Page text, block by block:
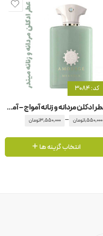
کد: 3084
عطر ادکلن مردانه و زنانه آمواج – آمواژ میندر
1,550,000تومان –
3,550,000تومان
انتخاب گزینه ها